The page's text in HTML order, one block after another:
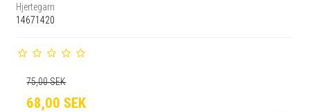
Hjertegarn
14671420
75,00 SEK
68,00 SEK